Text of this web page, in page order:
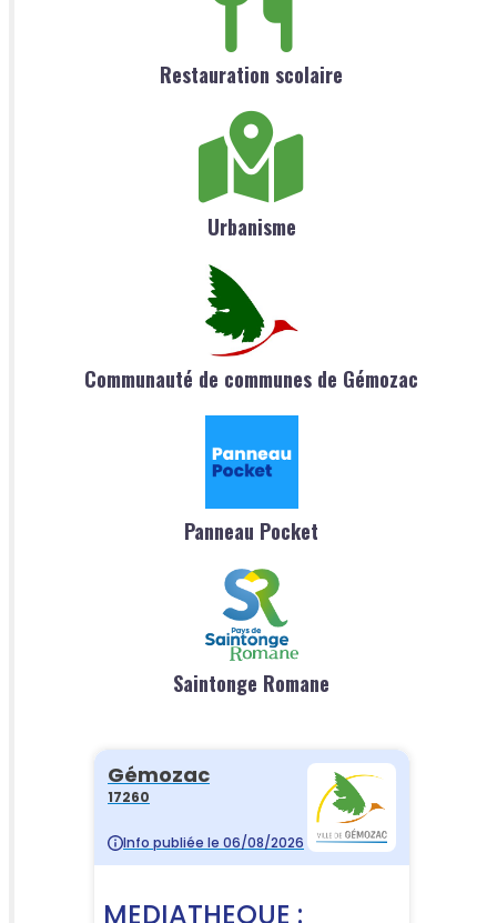
Restauration scolaire
Urbanisme
Communauté de communes de Gémozac
Panneau Pocket
Saintonge Romane